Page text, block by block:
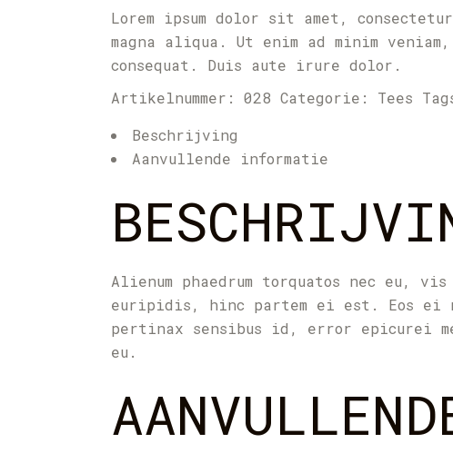
Lorem ipsum dolor sit amet,
magna aliqua. Ut enim ad minim
consequat. Duis aute irure dolor.
Artikelnummer: 028 Categorie: Tees
Beschrijving
Aanvullende informatie
Alienum phaedrum torquatos nec
euripidis, hinc partem ei est. Eos
pertinax sensibus id, error epicurei
eu.